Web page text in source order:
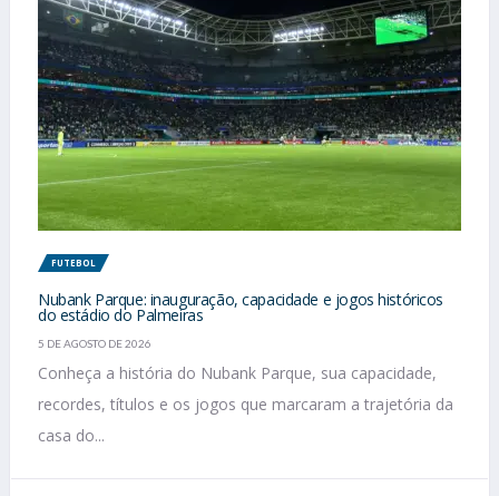
FUTEBOL
Nubank Parque: inauguração, capacidade e jogos históricos
do estádio do Palmeiras
5 DE AGOSTO DE 2026
Conheça a história do Nubank Parque, sua capacidade,
recordes, títulos e os jogos que marcaram a trajetória da
casa do...